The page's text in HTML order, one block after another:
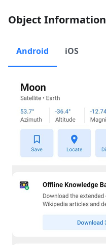
Object Information
Android iOS